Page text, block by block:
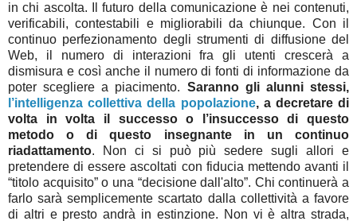
in chi ascolta. Il futuro della comunicazione è nei contenuti,
verificabili, contestabili e migliorabili da chiunque. Con il
continuo perfezionamento degli strumenti di diffusione del
Web, il numero di interazioni fra gli utenti crescerà a
dismisura e così anche il numero di fonti di informazione da
poter scegliere a piacimento. Saranno gli alunni stessi,
l’intelligenza collettiva della popolazione, a decretare di
volta in volta il successo o l’insuccesso di questo
metodo o di questo insegnante in un continuo
riadattamento. Non ci si può più sedere sugli allori e
pretendere di essere ascoltati con fiducia mettendo avanti il
“titolo acquisito” o una “decisione dall'alto”. Chi continuerà a
farlo sarà semplicemente scartato dalla collettività a favore
di altri e presto andrà in estinzione. Non vi è altra strada,